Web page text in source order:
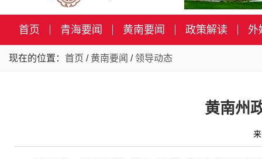
首页 青海要闻 黄南要闻 政策解读 外
现在的位置： 首页 / 黄南要闻 /领导动态
黄南州